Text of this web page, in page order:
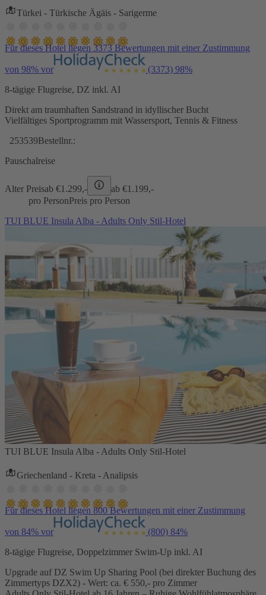
Türkei - Türkische Ägäis - Sarigerme
Für dieses Hotel liegen 3373 Bewertungen mit einer Zustimmung
von 98% vor (3373) 98%
8-tägige Flugreise, DZ inkl. AI
Direkt am traumhaften Sandstrand in idyllischer Bucht
Vielfältiges Sportprogramm mit Wassersport, Tennis & Fitness
253539Bestellnr.:
Pauschalreise
Alter Preisab €1.299,- ab €1.199,-
pro PersonPreis pro Person
TUI BLUE Insula Alba - Adults Only Stil-Hotel
TUI BLUE Insula Alba - Adults Only Stil-Hotel
Griechenland - Kreta - Analipsis
Für dieses Hotel liegen 800 Bewertungen mit einer Zustimmung
von 84% vor (800) 84%
8-tägige Flugreise, Doppelzimmer Swim-Up inkl. AI
Upgrade auf DZ Swim Up Sharing Pool (bei direkter Buchung des
Zimmertyps DZX2) - Wert: ca. € 550,- pro Zimmer